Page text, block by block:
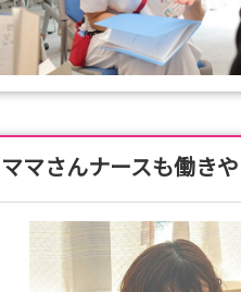
ママさんナースも働き